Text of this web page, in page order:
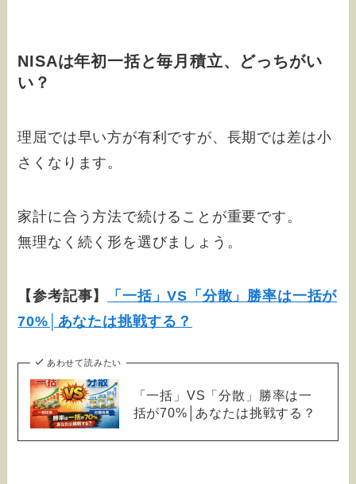
NISAは年初一括と毎月積立、どっちがい
い？
理屈では早い方が有利ですが、長期では差は小
さくなります。
家計に合う方法で続けることが重要です。
無理なく続く形を選びましょう。
【参考記事】
「一括」VS「分散」勝率は一括が
70%│あなたは挑戦する？
あわせて読みたい
「一括」VS「分散」勝率は一
括が70%│あなたは挑戦する？